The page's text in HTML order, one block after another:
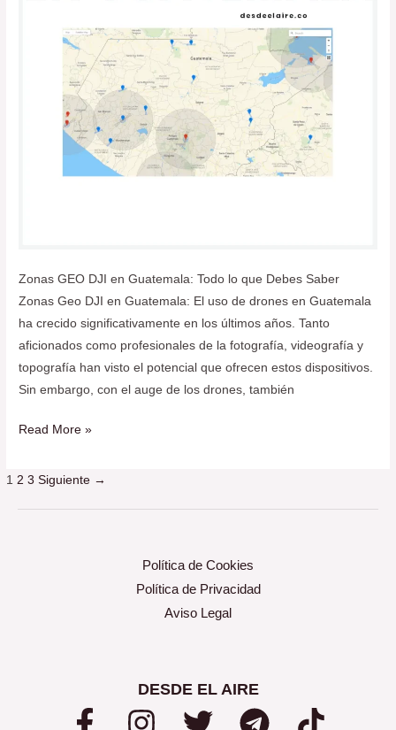
Zonas GEO DJI en Guatemala: Todo lo que Debes Saber
Zonas Geo DJI en Guatemala: El uso de drones en Guatemala
ha crecido significativamente en los últimos años. Tanto
aficionados como profesionales de la fotografía, videografía y
topografía han visto el potencial que ofrecen estos dispositivos.
Sin embargo, con el auge de los drones, también
Read More »
1 2 3 Siguiente →
Política de Cookies
Política de Privacidad
Aviso Legal
DESDE EL AIRE